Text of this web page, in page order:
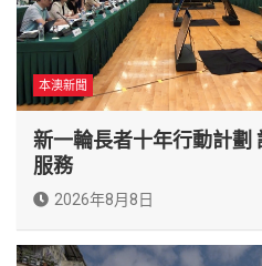
本澳新聞
新一輪長者十年行動計劃
服務
2026年8月8日